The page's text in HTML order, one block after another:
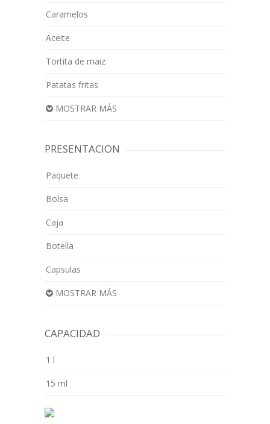
Caramelos
Aceite
Tortita de maiz
Patatas fritas
MOSTRAR MÁS
PRESENTACION
Paquete
Bolsa
Caja
Botella
Capsulas
MOSTRAR MÁS
CAPACIDAD
1 l
15 ml